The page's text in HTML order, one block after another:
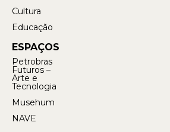
Cultura
Educação
ESPAÇOS
Petrobras
Futuros –
Arte e
Tecnologia
Musehum
NAVE